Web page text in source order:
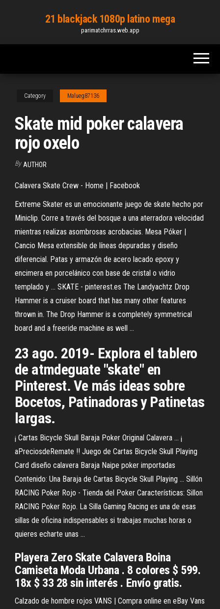
content
21 blackjack 1080p latino mega
parimatchrras.web.app
Category Malueg87136
Skate mid poker calavera
rojo oxelo
By AUTHOR
Calavera Skate Crew - Home | Facebook
Extreme Skater es un emocionante juego de skate hecho por
Miniclip. Corre a través del bosque a una aterradora velocidad
mientras realizas asombrosas acrobacias. Mesa Póker |
Cancio Mesa extensible de líneas depuradas y diseño
diferencial. Patas y armazón de acero lacado epoxy y
encimera en porcelánico con base de cristal o vidrio
templado y ... SKATE - pinterest.es The Landyachtz Drop
Hammer is a cruiser board that has many other features
thrown in. The Drop Hammer is a completely symmetrical
board and a freeride machine as well ...
23 ago. 2019- Explora el tablero
de atmdeguate "skate" en
Pinterest. Ve más ideas sobre
Bocetos, Patinadoras y Patinetas
largas.
¡ Cartas Bicycle Skull Baraja Poker Original Calavera ... ¡
aPreciosdeRemate !! Juego de Cartas Bicycle Skull Playing
Card diseño calavera Baraja Naipe poker importadas
Contenido: Una Baraja de Cartas Bicycle Skull Playing ... Sillón
RACING Poker Rojo - Tienda del Poker Características: Sillon
RACING Poker Rojo. La Silla Gaming Racing es una de esas
sillas de oficina indispensables si trabajas muchas horas o
quieres echarte unas ...
Playera Zero Skate Calavera Boina
Camiseta Moda Urbana . 8 colores $ 599.
18x $ 33 28 sin interés . Envío gratis.
Calzado de hombre rojos VANS | Compra online en eBay Vans